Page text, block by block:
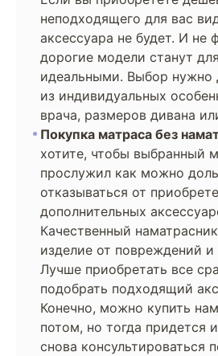
неподходящего для вас
аксессуара не будет. И не
дорогие модели станут
идеальными. Выбор нужно
из индивидуальных
врача, размеров дивана
Покупка матраса без
хотите, чтобы выбранный
прослужил как можно
отказываться от
дополнительных
Качественный
изделие от повреждений и
Лучше приобретать все
подобрать подходящий
Конечно, можно купить
потом, но тогда придется
снова консультироваться